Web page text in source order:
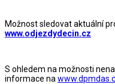
Možnost sledovat aktuální
www.odjezdydecin.cz
S ohledem na možnosti
informace na